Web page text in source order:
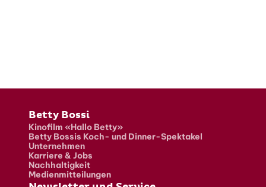
Fusszeile
Betty Bossi
Kinofilm «Hallo Betty»
Betty Bossis Koch- und Dinner-Spektakel
Unternehmen
Karriere & Jobs
Nachhaltigkeit
Medienmitteilungen